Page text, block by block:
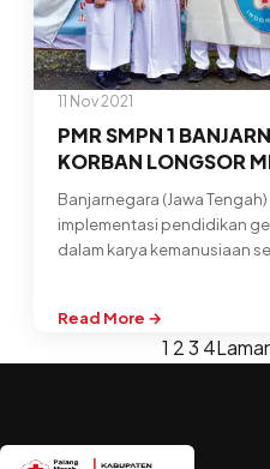
11 Nov 2021
PMR SMPN 1
KORBAN LONGSOR
Banjarnegara (Jawa
implementasi pendidikan
dalam karya kemanusiaan
Read More →
:
BANTU
1 23 4